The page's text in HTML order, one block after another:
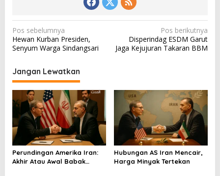
N
a
i
g
a
s
i
p
o
s
Pos sebelumnya
Hewan Kurban Presiden,
Senyum Warga Sindangsari
Pos berikutnya
Disperindag ESDM Garut
Jaga Kejujuran Takaran BBM
Jangan Lewatkan
Perundingan Amerika Iran:
Akhir Atau Awal Babak
Hubungan AS Iran Mencair,
Harga Minyak Tertekan